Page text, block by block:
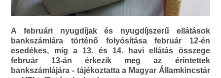
A februári nyugdíjak és nyugdíjszerű ellátások
bankszámlára történő folyósítása február 12-én
esedékes, míg a 13. és 14. havi ellátás összege
február 13-án érkezik meg az érintettek
bankszámlájára - tájékoztatta a Magyar Államkincstár